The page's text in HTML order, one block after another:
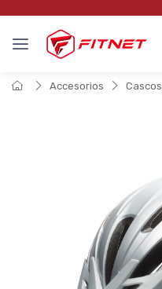
Accesorios Cascos